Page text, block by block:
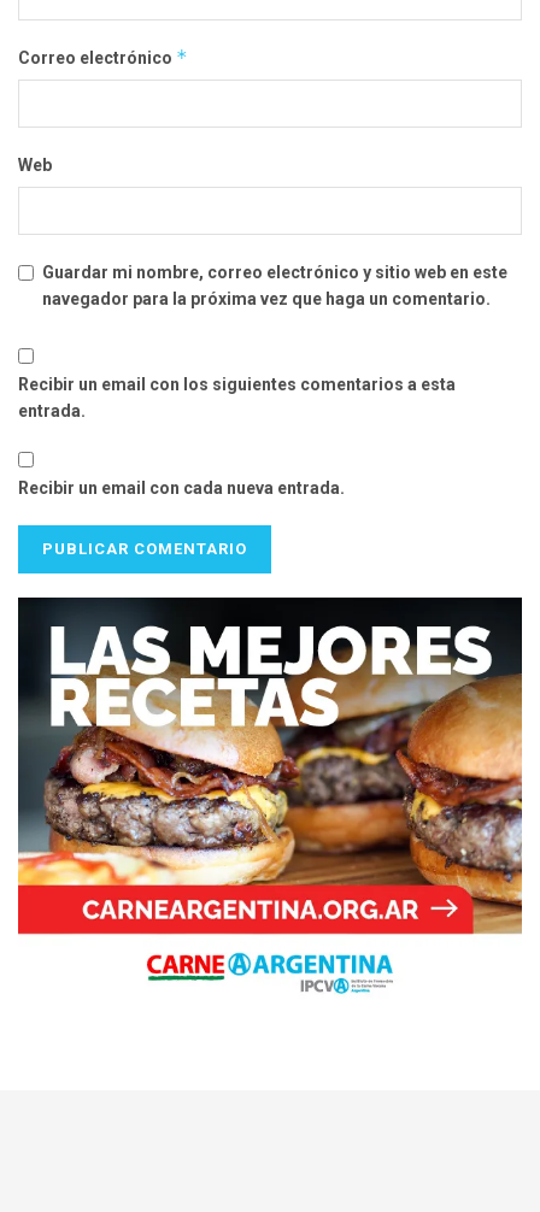
Correo electrónico *
Web
Guardar mi nombre, correo electrónico y sitio web en este
navegador para la próxima vez que haga un comentario.
Recibir un email con los siguientes comentarios a esta
entrada.
Recibir un email con cada nueva entrada.